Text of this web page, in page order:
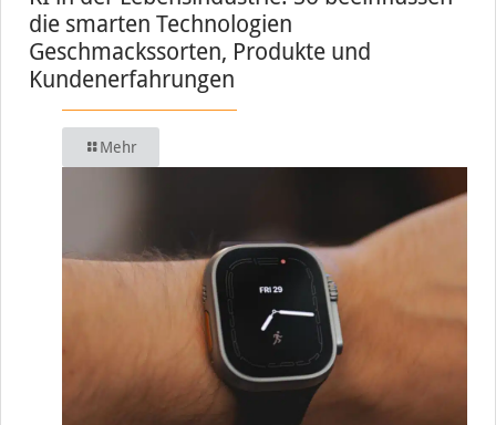
die smarten Technologien
Geschmackssorten, Produkte und
Kundenerfahrungen
Mehr